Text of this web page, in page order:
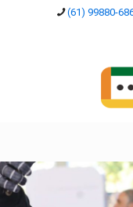
(61) 99880-